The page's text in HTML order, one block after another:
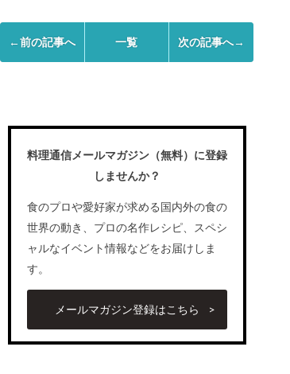
←前の記事へ 一覧 次の記事へ→
料理通信メールマガジン（無料）に登録
しませんか？
食のプロや愛好家が求める国内外の食の
世界の動き、プロの名作レシピ、スペシ
ャルなイベント情報などをお届けしま
す。
メールマガジン登録はこちら